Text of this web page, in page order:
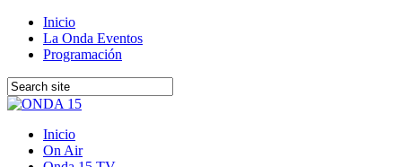
Inicio
La Onda Eventos
Programación
Inicio
On Air